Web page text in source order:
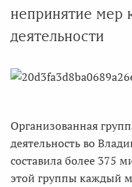
непринятие мер
деятельности
Организованная
деятельность во
составила более 375
этой группы каждый